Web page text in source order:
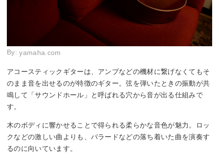
By:yamaha.com
アコースティックギターは、アンプなどの機材に繋げなくてもそ
のまま音を出せるのが特徴のギター。弦を弾いたときの振動が共
鳴して「サウンドホール」と呼ばれる穴から音が出る仕組みで
す。
木のボディに響かせることで得られる柔らかな音色が魅力。ロッ
クなどの激しい曲よりも、バラードなどの落ち着いた曲を演奏す
るのに向いています。